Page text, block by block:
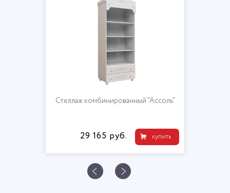
Стеллаж комбинированный "Ассоль"
купить
29 165 руб.